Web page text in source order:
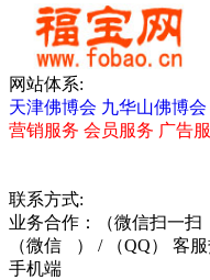
网站体系:
天津佛博会 九华山佛博会
营销服务 会员服务 广告
联系方式:
业务合作：
（微信扫一扫
（微信
） / （QQ）
客服
手机端